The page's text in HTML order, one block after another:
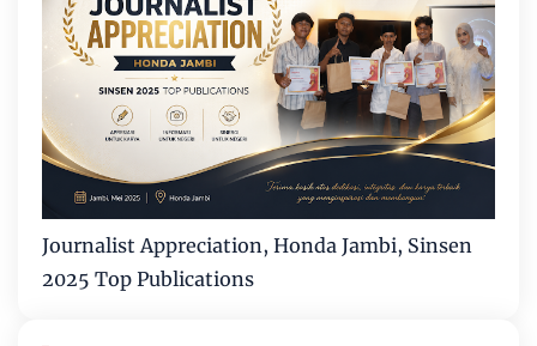
Journalist Appreciation, Honda Jambi, Sinsen
2025 Top Publications